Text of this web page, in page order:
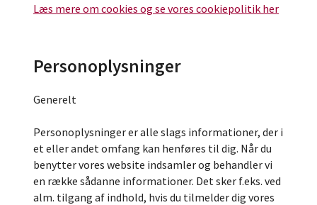
Læs mere om cookies og se vores cookiepolitik her
Personoplysninger
Generelt
Personoplysninger er alle slags informationer, der i
et eller andet omfang kan henføres til dig. Når du
benytter vores website indsamler og behandler vi
en række sådanne informationer. Det sker f.eks. ved
alm. tilgang af indhold, hvis du tilmelder dig vores